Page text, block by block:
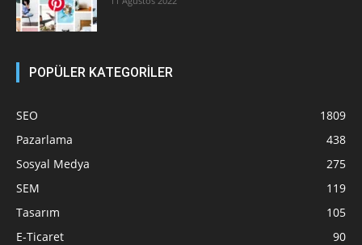
POPÜLER KATEGORİLER
SEO
1809
Pazarlama
438
Sosyal Medya
275
SEM
119
Tasarım
105
E-Ticaret
90